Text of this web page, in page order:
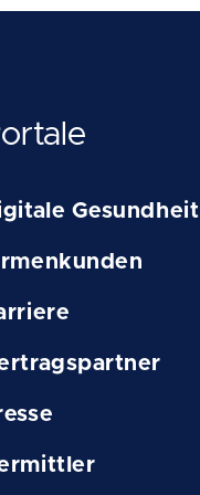
Gesundheit